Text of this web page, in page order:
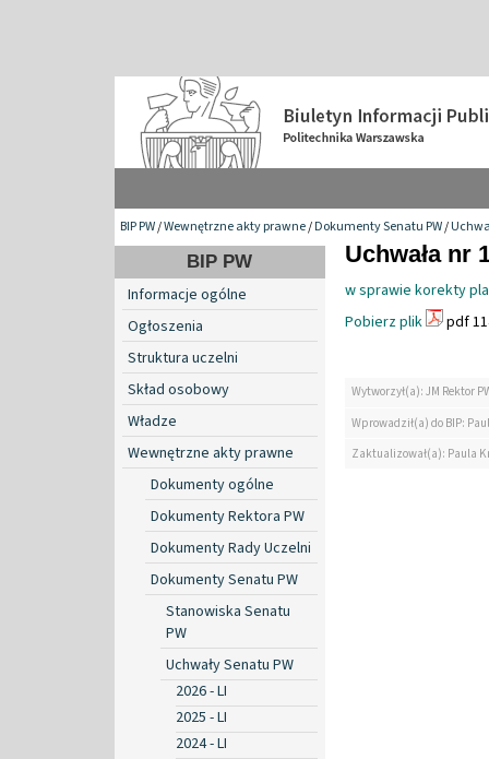
BIP PW/Wewnętrzne akty prawne/Dokumenty Senatu PW/
BIP PW
Informacje ogólne
Ogłoszenia
Struktura uczelni
Skład osobowy
Władze
Wewnętrzne akty prawne
Dokumenty ogólne
Dokumenty Rektora PW
Dokumenty Rady Uczelni
Dokumenty Senatu PW
Stanowiska Senatu
PW
Uchwały Senatu PW
2026 - LI
2025 - LI
2024 - LI
Uchwała nr
w sprawie korekty
Pobierz plik
pdf
Wytworzył(a): JM Rektor
Wprowadził(a) do BIP:
Zaktualizował(a): Paula